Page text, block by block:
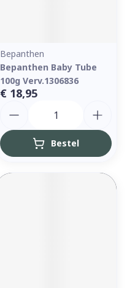
Bepanthen
Bepanthen Baby Tube
100g Verv.1306836
€ 18,95
Bestel